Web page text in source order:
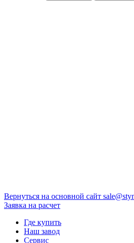
Вернуться на основной сайт
Заявка на расчет
Где купить
Наш завод
Сервис